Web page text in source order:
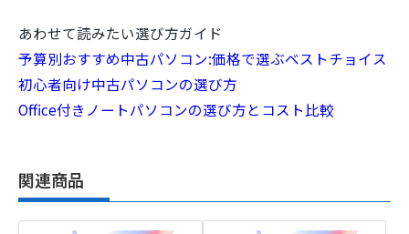
あわせて読みたい選び方ガイド
予算別おすすめ中古パソコン:価格で選ぶベストチョイス
初心者向け中古パソコンの選び方
Office付きノートパソコンの選び方とコスト比較
関連商品